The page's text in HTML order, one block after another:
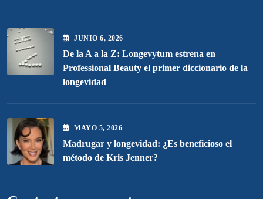
JUNIO6, 2026
De la A a la Z: Longevytum estrena en
Professional Beauty el primer diccionario de la
longevidad
MAYO 5, 2026
Madrugar y longevidad: ¿Es beneficioso el
método de Kris Jenner?